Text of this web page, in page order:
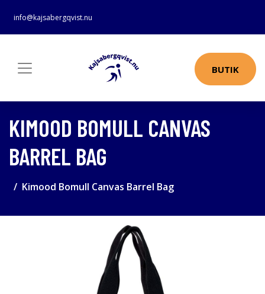
info@kajsabergqvist.nu
BUTIK
KIMOOD BOMULL CANVAS
BARREL BAG
Kimood Bomull Canvas Barrel Bag